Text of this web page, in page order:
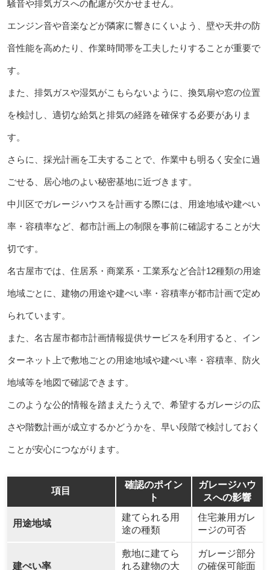
騒音や排気ガスへの配慮が欠かせません。
エンジン音や音楽などが隣家に響きにくいよう、壁や天井の防
音性能を高めたり、作業時間帯を工夫したりすることが重要で
す。
また、排気ガスや湿気がこもらないように、換気扇や窓の位置
を検討し、適切な給気と排気の経路を確保する必要がありま
す。
さらに、採光計画を工夫することで、作業中も明るく安全に過
ごせる、居心地のよい秘密基地に近づきます。
中川区でガレージハウスを計画する際には、用途地域や建ぺい
率・容積率など、都市計画上の制限を事前に確認することが大
切です。
名古屋市では、住居系・商業系・工業系など合計12種類の用途
地域ごとに、建物の用途や建ぺい率・容積率が都市計画で定め
られています。
また、名古屋市都市計画情報提供サービスを利用すると、イン
ターネット上で敷地ごとの用途地域や建ぺい率・容積率、防火
地域等を地図で確認できます。
このような公的情報を踏まえたうえで、希望するガレージの広
さや階数計画が成立するかどうかを、早い段階で検討しておく
ことが安心につながります。
項目
確認のポイン
ト
ガレージハウ
スへの影響
用途地域
建てられる用
途の種類
住宅兼用ガレ
ージの可否
建ぺい率
敷地に建てら
れる建物の大
ガレージ部分
の確保可能面